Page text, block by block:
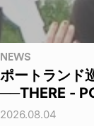
NEWS
ポートランド
──THERE -
2026.08.04